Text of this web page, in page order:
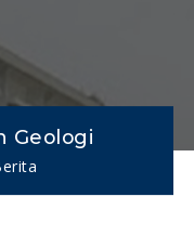
Geologi